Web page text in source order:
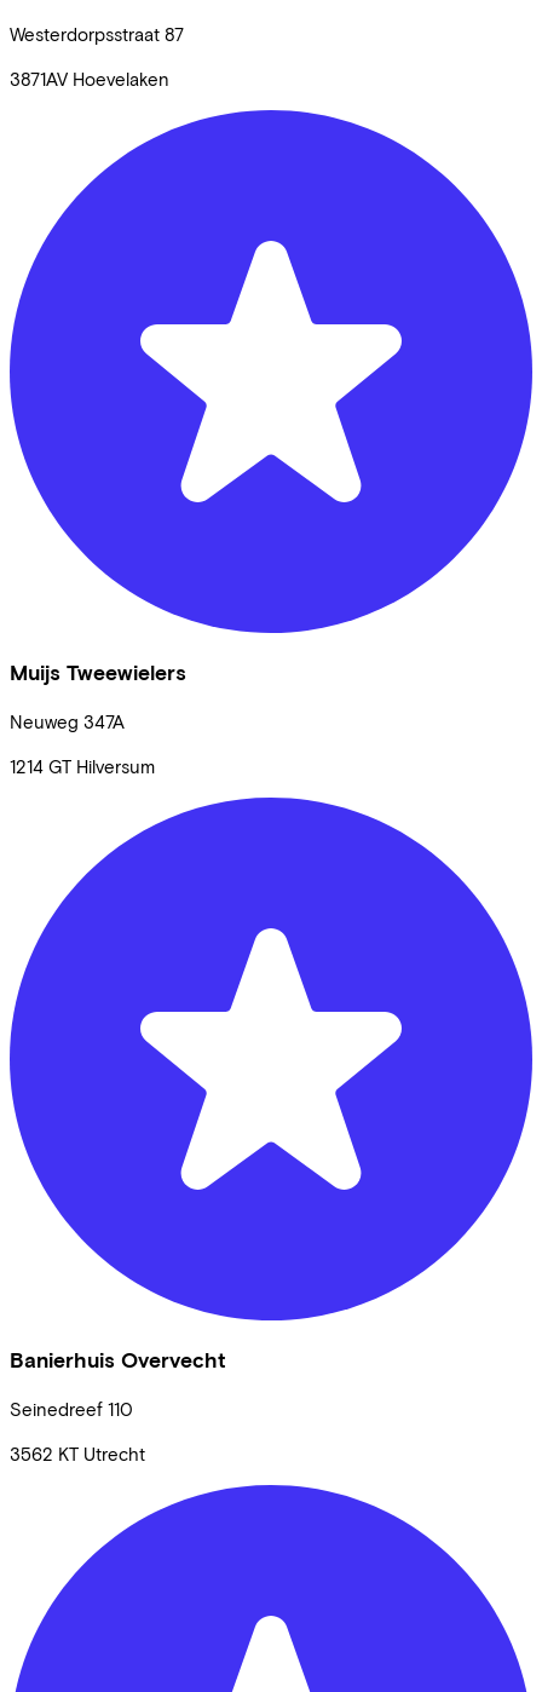
Westerdorpsstraat 87
3871AV Hoevelaken
Muijs Tweewielers
Neuweg 347A
1214 GT Hilversum
Banierhuis Overvecht
Seinedreef 110
3562 KT Utrecht